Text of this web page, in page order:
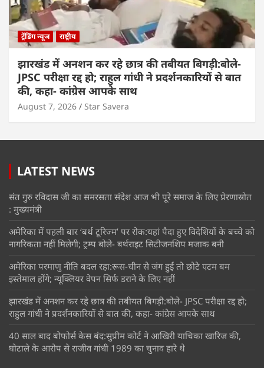
ट्रेंडिंग न्यूज राष्ट्रीय
झारखंड में अनशन कर रहे छात्र की तबीयत बिगड़ी:बोले-
JPSC परीक्षा रद्द हो; राहुल गांधी ने प्रदर्शनकारियों से बात
की, कहा- कांग्रेस आपके साथ
August 7, 2026 Star Savera
LATEST NEWS
संत गुरु रविदास जी का समरसता संदेश आज भी पूरे समाज के लिए प्रेरणास्रोत
: मुख्यमंत्री
अमेरिका में पहली बार ‘बर्थ टूरिज्म’ पर रोक:यहां पैदा हुए विदेशियों के बच्चे को
नागरिकता नहीं मिलेगी; ट्रम्प बोले- बर्थराइट सिटीजनशिप मजाक बनी
अमेरिका परमाणु नीति बदल रहा:रूस-चीन से जंग हुई तो छोटे एटम बम
इस्तेमाल होंगे; न्यूक्लियर वेपन सिर्फ डराने के लिए नहीं
झारखंड में अनशन कर रहे छात्र की तबीयत बिगड़ी:बोले- JPSC परीक्षा रद्द हो;
राहुल गांधी ने प्रदर्शनकारियों से बात की, कहा- कांग्रेस आपके साथ
40 साल बाद बोफोर्स केस बंद:सुप्रीम कोर्ट ने आखिरी याचिका खारिज की,
घोटाले के आरोप से राजीव गांधी 1989 का चुनाव हारे थे